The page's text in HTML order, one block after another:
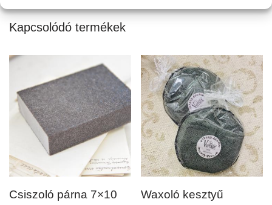
Kapcsolódó termékek
Csiszoló párna 7×10
Waxoló kesztyű